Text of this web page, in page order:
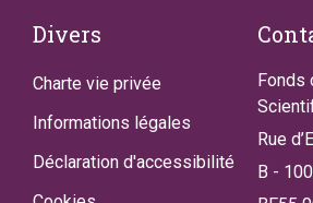
Divers
Charte vie privée
Informations légales
Déclaration d'accessibilité
Fonds
Rue
B -